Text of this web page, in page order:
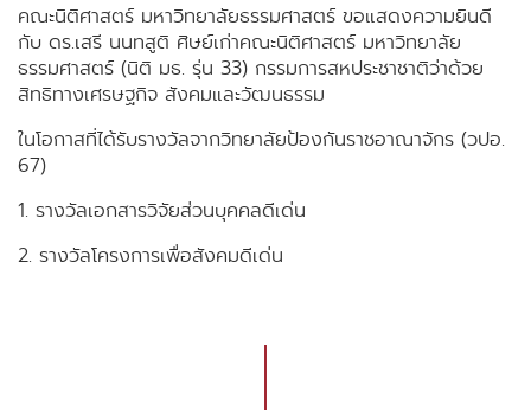
คณะนิติศาสตร์ มหาวิทยาลัยธรรมศาสตร์ ขอแสดงความยินดี
กับ ดร.เสรี นนทสูติ ศิษย์เก่าคณะนิติศาสตร์ มหาวิทยาลัย
ธรรมศาสตร์ (นิติ มธ. รุ่น 33) กรรมการสหประชาชาติว่าด้วย
สิทธิทางเศรษฐกิจ สังคมและวัฒนธรรม
ในโอกาสที่ได้รับรางวัลจากวิทยาลัยป้องกันราชอาณาจักร (วปอ.
67)
1. รางวัลเอกสารวิจัยส่วนบุคคลดีเด่น
2. รางวัลโครงการเพื่อสังคมดีเด่น